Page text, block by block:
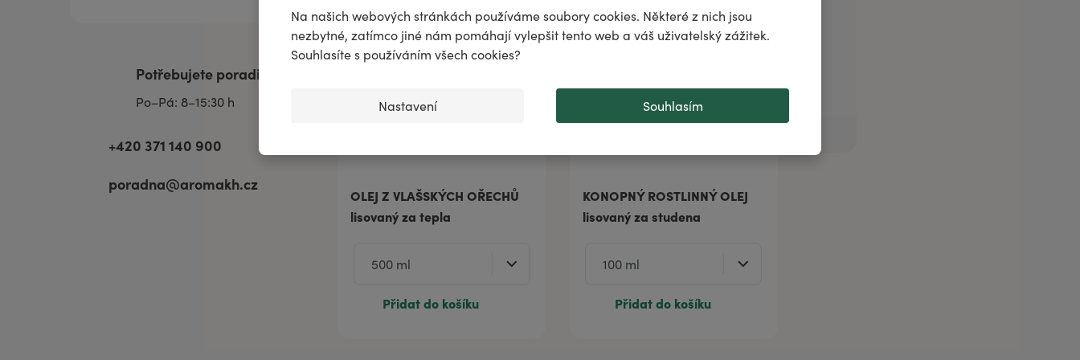
Na našich webových stránkách používáme soubory cookies. Některé z nich jsou
nezbytné, zatímco jiné nám pomáhají vylepšit tento web a váš uživatelský zážitek.
Souhlasíte s používáním všech cookies?
Nastavení Souhlasím
OLEJ Z VLAŠSKÝCH OŘECHŮ
lisovaný za tepla
Přidat do košíku
KONOPNÝ ROSTLINNÝ OLEJ
lisovaný za studena
Přidat do košíku
Potřebujete poradit?
Po–Pá: 8–15:30 h
+420 371 140 900
poradna@aromakh.cz
Lev vstupuje
na scénu...♌️✨